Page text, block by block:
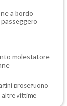
a bordo
molestatore
proseguono
altre vittime